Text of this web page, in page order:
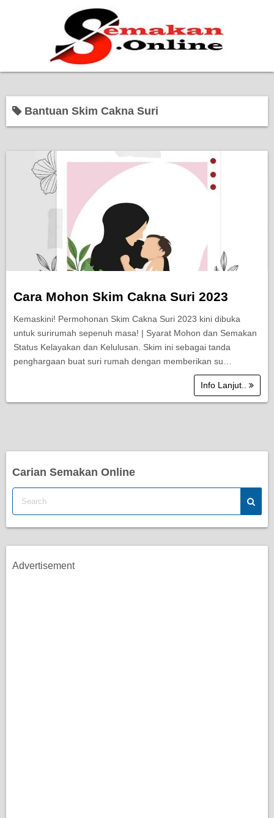
Bantuan Kerajaan
Pendidikan
Kerja Kosong Terkini
Bantuan Skim Cakna Suri
Cara Mohon Skim Cakna Suri 2023
Kemaskini! Permohonan Skim Cakna Suri 2023 kini dibuka
untuk surirumah sepenuh masa! | Syarat Mohon dan Semakan
Status Kelayakan dan Kelulusan. Skim ini sebagai tanda
penghargaan buat suri rumah dengan memberikan su…
Info Lanjut..
Carian Semakan Online
Advertisement